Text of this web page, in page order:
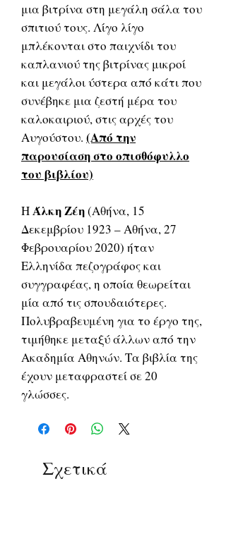
μια βιτρίνα στη μεγάλη σάλα του
σπιτιού τους. Λίγο λίγο
μπλέκονται στο παιχνίδι του
καπλανιού της βιτρίνας μικροί
και μεγάλοι ύστερα από κάτι που
συνέβηκε μια ζεστή μέρα του
καλοκαιριού, στις αρχές του
Αυγούστου. (Από την
παρουσίαση στο οπισθόφυλλο
του βιβλίου)
ΗΆλκη Ζέη(Αθήνα, 15
Δεκεμβρίου 1923 – Αθήνα, 27
Φεβρουαρίου 2020) ήταν
Ελληνίδα πεζογράφος και
συγγραφέας, η οποία θεωρείται
μία από τις σπουδαιότερες.
Πολυβραβευμένη για το έργο της,
τιμήθηκε μεταξύ άλλων από την
Ακαδημία Αθηνών. Τα βιβλία της
έχουν μεταφραστεί σε 20
γλώσσες.
Σχετικά